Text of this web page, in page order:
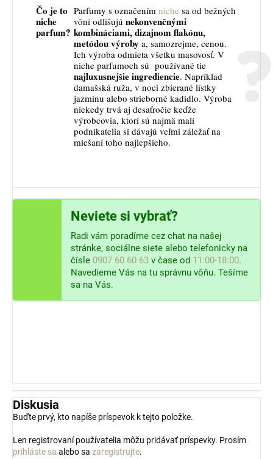
Čo je to
niche
parfum?
Parfumy s označením niche sa od bežných
vôní odlišujú nekonvenčnými
kombináciami, dizajnom flakónu,
metódou výroby a, samozrejme, cenou.
Ich výroba odmieta všetku masovosť. V
niche parfumoch sú používané tie
najluxusnejšie ingrediencie. Napríklad
damašská ruža, v noci zbierané lístky
jazmínu alebo strieborné kadidlo. Výroba
niekedy trvá aj desaťročie keďže
výrobcovia, ktorí sú najmä malí
podnikatelia si dávajú veľmi záležať na
miešaní toho najlepšieho.
Neviete si vybrať?
Radi vám poradíme cez chat na našej
stránke, sociálne siete alebo telefonicky na
čísle 0907 60 60 63 v čase od 11:00-18:00.
Navedieme Vás na tu správnu vôňu. Tešíme
sa na Vás.
Diskusia
Buďte prvý, kto napíše príspevok k tejto položke.
Len registrovaní používatelia môžu pridávať príspevky. Prosím
prihláste sa alebo sa zaregistrujte.